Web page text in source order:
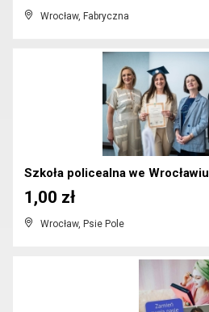
Wrocław, Fabryczna
Szkoła policealna we Wrocławiu
Wrocław, Psie Pole
1,00 zł